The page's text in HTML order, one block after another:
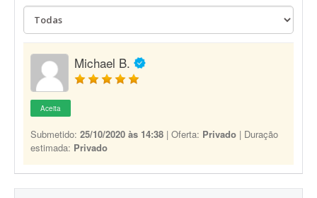
Michael B.
Aceita
Submetido: 25/10/2020 às 14:38 | Oferta: Privado | Duração
estimada: Privado